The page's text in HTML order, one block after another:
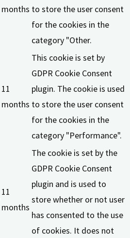
months to store the user consent
for the cookies in the
category "Other.
11
months
This cookie is set by
GDPR Cookie Consent
plugin. The cookie is used
to store the user consent
for the cookies in the
category "Performance".
11
months
The cookie is set by the
GDPR Cookie Consent
plugin and is used to
store whether or not user
has consented to the use
of cookies. It does not